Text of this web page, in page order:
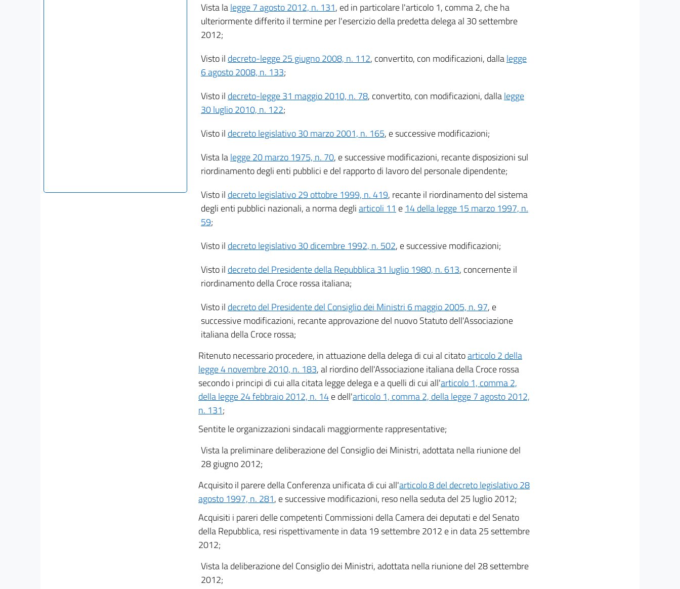
Vista lalegge 7 agosto 2012, n. 131, ed in particolare l'articolo 1, comma 2, che ha
ulteriormente differito il termine per l'esercizio della predetta delega al 30 settembre
2012;
Visto il decreto-legge 25 giugno 2008, n. 112, convertito, con modificazioni, dallalegge
6 agosto 2008, n. 133;
Visto il decreto-legge 31 maggio 2010, n. 78, convertito, con modificazioni, dallalegge
30 luglio 2010, n. 122;
Visto il decreto legislativo 30 marzo 2001, n. 165, e successive modificazioni;
Vista lalegge 20 marzo 1975, n. 70, e successive modificazioni, recante disposizioni sul
riordinamento degli enti pubblici e del rapporto di lavoro del personale dipendente;
Visto il decreto legislativo 29 ottobre 1999, n. 419, recante il riordinamento del sistema
degli enti pubblici nazionali, a norma degliarticoli 11 e 14 della legge 15 marzo 1997, n.
59;
Visto il decreto legislativo 30 dicembre 1992, n. 502, e successive modificazioni;
Visto il decreto del Presidente della Repubblica 31 luglio 1980, n. 613, concernente il
riordinamento della Croce rossa italiana;
Visto il decreto del Presidente del Consiglio dei Ministri 6 maggio 2005, n. 97, e
successive modificazioni, recante approvazione del nuovo Statuto dell'Associazione
italiana della Croce rossa;
Ritenuto necessario procedere, in attuazione della delega di cui al citatoarticolo 2 della
legge 4 novembre 2010, n. 183, al riordino dell'Associazione italiana della Croce rossa
secondo i principi di cui alla citata legge delega e a quelli di cui all'articolo 1, comma 2,
della legge 24 febbraio 2012, n. 14e dell'articolo 1, comma 2, della legge 7 agosto 2012,
n. 131;
Sentite le organizzazioni sindacali maggiormente rappresentative;
Vista la preliminare deliberazione del Consiglio dei Ministri, adottata nella riunione del
28 giugno 2012;
Acquisito il parere della Conferenza unificata di cui all'articolo 8 del decreto legislativo 28
agosto 1997, n. 281, e successive modificazioni, reso nella seduta del 25 luglio 2012;
Acquisiti i pareri delle competenti Commissioni della Camera dei deputati e del Senato
della Repubblica, resi rispettivamente in data 19 settembre 2012 e in data 25 settembre
2012;
Vista la deliberazione del Consiglio dei Ministri, adottata nella riunione del 28 settembre
2012;